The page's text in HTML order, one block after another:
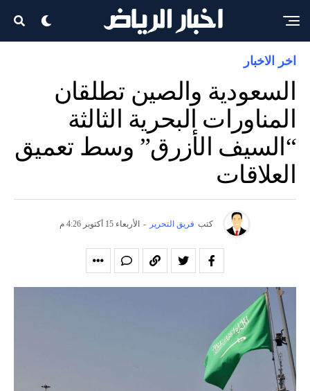
اخر الاخبار
السعودية والصين تطلقان
المناورات البحرية الثالثة
“السيف الأزرق” وسط تعميق
العلاقات
كتب فريق التحرير - الأربعاء 15 أكتوبر 4:26 م